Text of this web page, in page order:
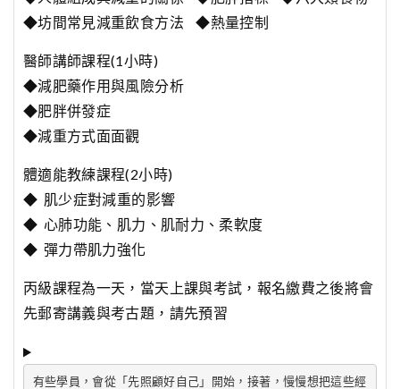
◆坊間常見減重飲食方法 ◆熱量控制
醫師講師課程(1小時)
◆減肥藥作用與風險分析
◆肥胖併發症
◆減重方式面面觀
體適能教練課程(2小時)
◆ 肌少症對減重的影響
◆ 心肺功能、肌力、肌耐力、柔軟度
◆ 彈力帶肌力強化
丙級課程為一天，當天上課與考試，報名繳費之後將會
先郵寄講義與考古題，請先預習
有些學員，會從「先照顧好自己」開始，接著，慢慢想把這些經